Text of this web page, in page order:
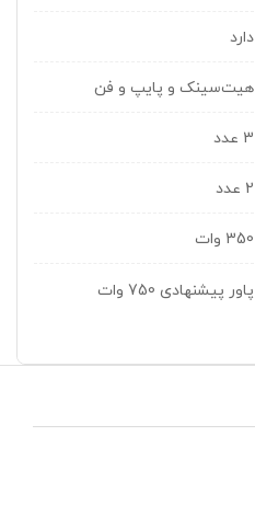
دارد
هیت‌سینک و پایپ و فن
3 عدد
2 عدد
350 وات
پاور پیشنهادی 750 وات